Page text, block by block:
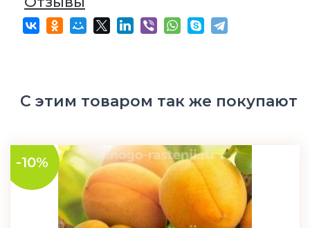
С этим товаром так же покупают
-10%